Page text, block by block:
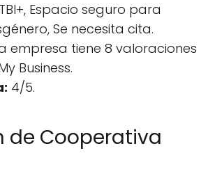
Espacio seguro para
Se necesita cita.
empresa tiene 8 valoraciones
Business.
4/5.
de Cooperativa